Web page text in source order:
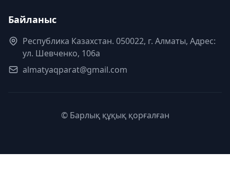
Байланыс
Республика Казахстан. 050022, г. Алматы, Адрес:
ул. Шевченко, 106а
almatyaqparat@gmail.com
© Барлық құқық қорғалған